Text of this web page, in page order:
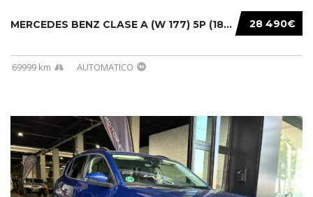
28 490€
MERCEDES BENZ CLASE A (W 177) 5P (18-) 2020....
69999 km AUTOMATICO